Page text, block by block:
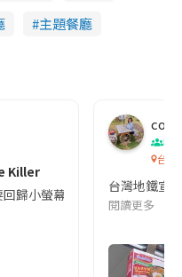
主題餐廳
Killer
歸小螢幕啦!這次的劇本改編
co
吹
台灣
台灣地鐵宣
閱讀更多